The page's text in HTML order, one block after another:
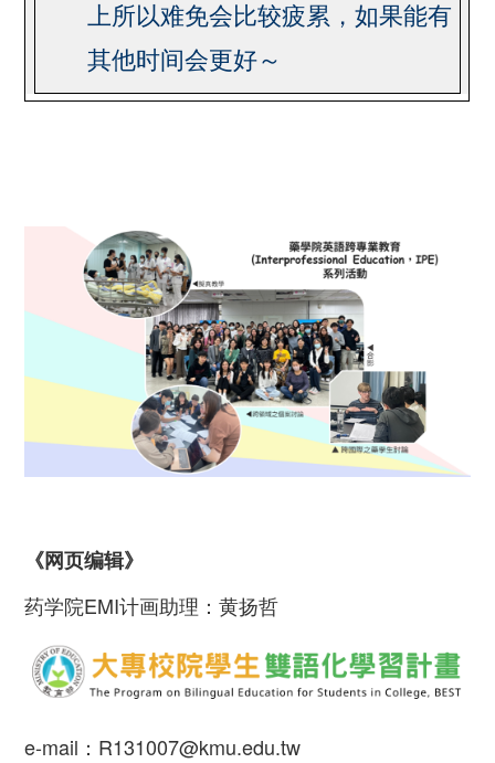
上所以难免会比较疲累，如果能有
其他时间会更好～
《网页编辑》
药学院EMI计画助理：黄扬哲
e-mail：R131007@kmu.edu.tw